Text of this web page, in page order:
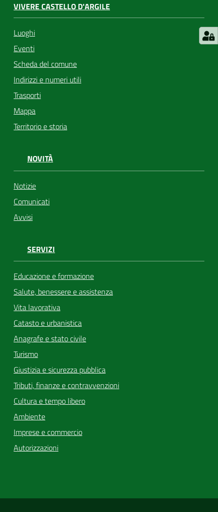
VIVERE CASTELLO D'ARGILE
Luoghi
Eventi
Scheda del comune
Indirizzi e numeri utili
Trasporti
Mappa
Territorio e storia
NOVITÀ
Notizie
Comunicati
Avvisi
SERVIZI
Educazione e formazione
Salute, benessere e assistenza
Vita lavorativa
Catasto e urbanistica
Anagrafe e stato civile
Turismo
Giustizia e sicurezza pubblica
Tributi, finanze e contravvenzioni
Cultura e tempo libero
Ambiente
Imprese e commercio
Autorizzazioni